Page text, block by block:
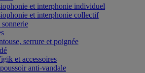
et interphonie individuel
et interphonie collectif
serrure et poignée
et accessoires
anti-vandale